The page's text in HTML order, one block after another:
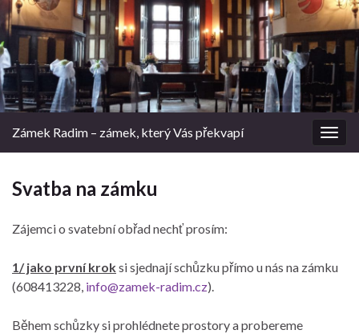
Zámek Radim – zámek, který Vás překvapí
Svatba na zámku
Zájemci o svatební obřad nechť prosím:
1/ jako první kroksi sjednají schůzku přímo u nás na zámku
(608413228, info@zamek-radim.cz).
Během schůzky si prohlédnete prostory a probereme